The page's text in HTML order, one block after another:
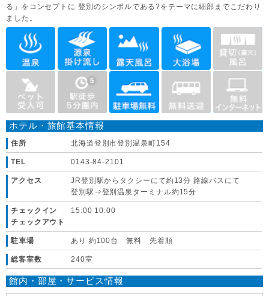
る」をコンセプトに 登別のシンボルである?をテーマに細部までこだわり
ました。
ホテル・旅館基本情報
住所 北海道登別市登別温泉町154
TEL 0143-84-2101
アクセス
JR登別駅からタクシーにて約13分 路線バスにて
登別駅⇒登別温泉ターミナル約15分
チェックイン
チェックアウト
15:00 10:00
駐車場 あり 約100台 無料 先着順
総客室数 240室
館内・部屋・サービス情報